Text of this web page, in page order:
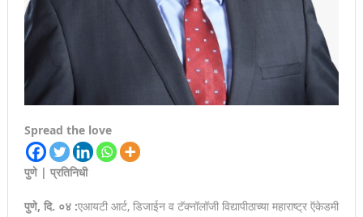
देहुरोड रेल्वे प्रवासी संघच्या वतिने देहुरोड रेल्वे स्टेशनवर मशाल मोर्चा
काढण्यात आला
स्मार्ट सारथीवरील नागरिकांच्या तक्रारी योग्य कार्यवाही न करता बंद केल्यास
मानवाला आदराने व सन्मानाने जगण्याचा अधिकार म्हणजे मानवाधिकार- जिल्हा
प्रमुख न्यायाधीश महेंद्र के महाजन
Spread the love
पुणे | प्रतिनिधी
पुणे, दि. ०४ :एआयटी आर्ट, डिजाईन व टॅक्‍नॉलॉजी विद्यापीठाच्या महाराष्ट्र ऍकेडमी